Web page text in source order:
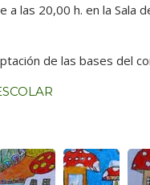
a las 20,00 h. en la Sala
de las bases del